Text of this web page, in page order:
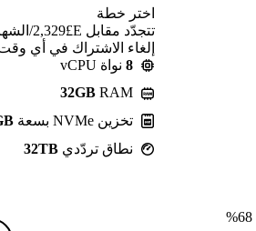
اختر خطة
إلغاء الاشتراك في أي
8 نواة vCPU
32GB RAM
تخزين NVMe بسعة
نطاق تردّدي 32TB